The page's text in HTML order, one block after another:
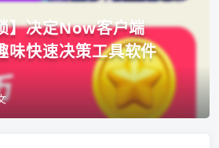
】决定Now客户端
味快速决策工具软件